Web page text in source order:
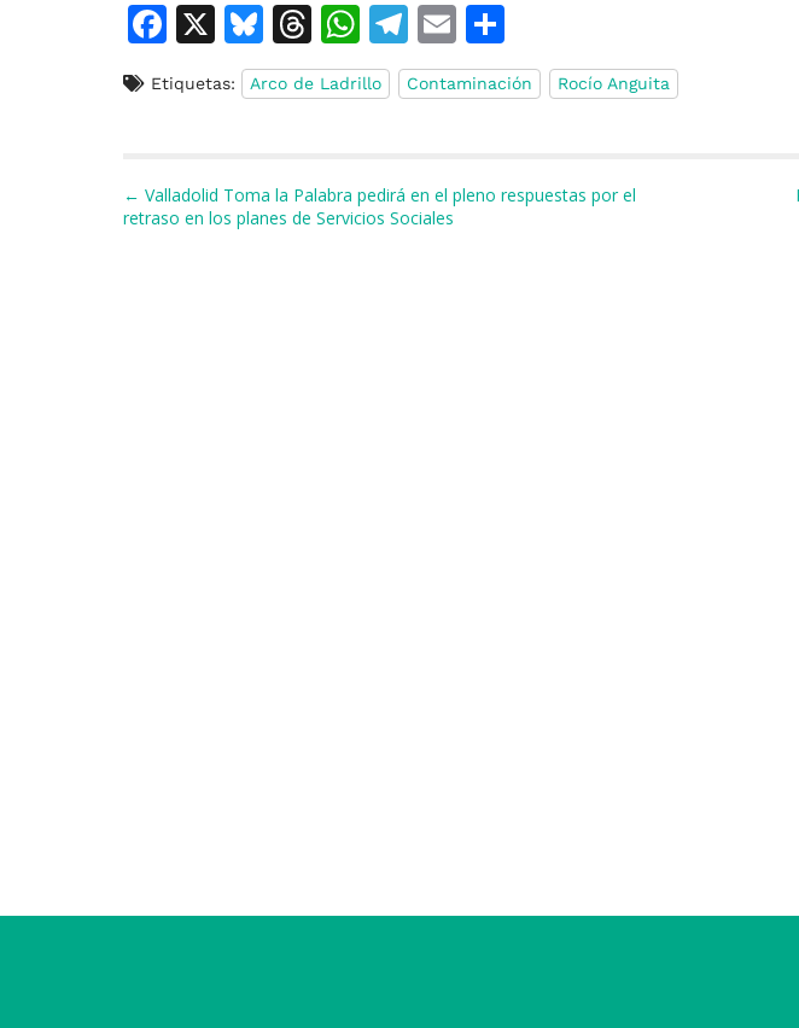
F
c
b
o
X
Bl
u
e
k
y
T
h
re
d
s
W
h
at
A
p
T
el
e
m
E
m
ai
o
m
ti
Etiquetas: Arco de Ladrillo Contaminación Rocío Anguita
Navegación de entradas
← Valladolid Toma la Palabra pedirá en el pleno respuestas por el
retraso en los planes de Servicios Sociales